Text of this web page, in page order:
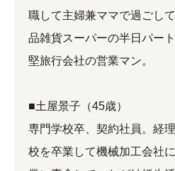
職して主婦兼ママで過ごし
品雑貨スーパーの半日パー
堅旅行会社の営業マン。
■土屋景子（45歳）
専門学校卒、契約社員。経
校を卒業して機械加工会社